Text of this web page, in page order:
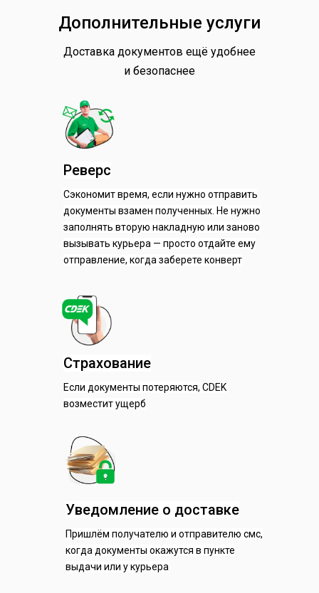
Сэкономит время, если нужно отправить
документы взамен полученных. Не нужно
заполнять вторую накладную или заново
вызывать курьера — просто отдайте ему
отправление, когда заберете конверт
Реверс
Если документы потеряются, CDEK
возместит ущерб
Страхование
Пришлём получателю и отправителю смс,
когда документы окажутся в пункте
выдачи или у курьера
Уведомление о доставке
Дополнительные услуги
Доставка документов ещё удобнее
и безопаснее